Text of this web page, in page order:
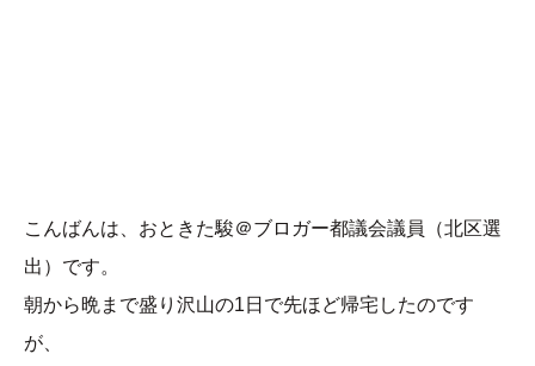
こんばんは、おときた駿＠ブロガー都議会議員（北区選
出）です。
朝から晩まで盛り沢山の1日で先ほど帰宅したのです
が、